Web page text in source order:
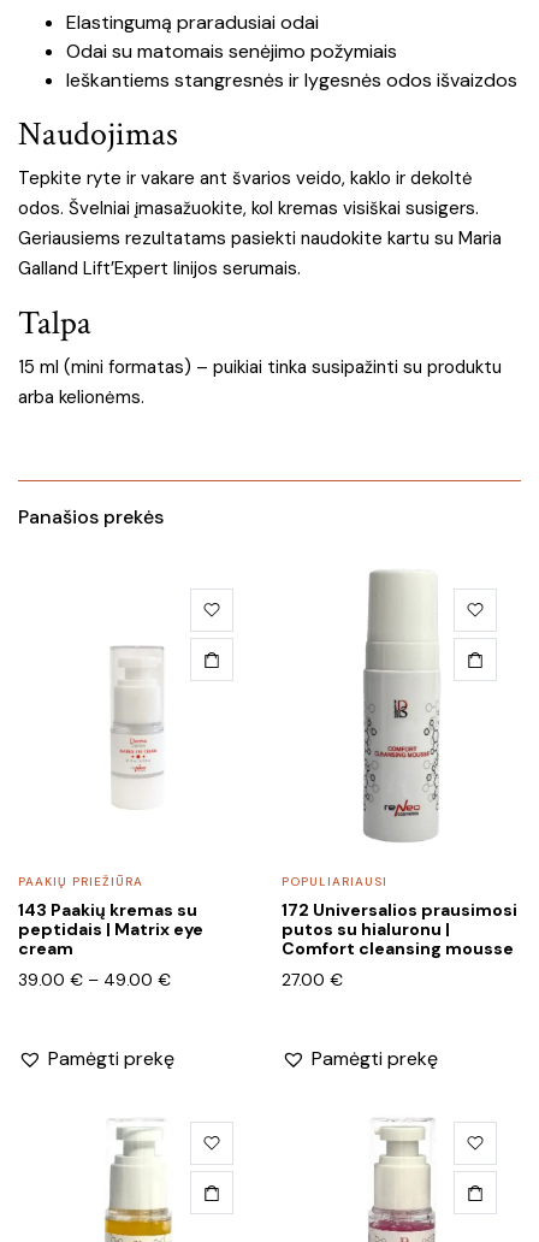
Elastingumą praradusiai odai
Odai su matomais senėjimo požymiais
Ieškantiems stangresnės ir lygesnės odos išvaizdos
Naudojimas
Tepkite ryte ir vakare ant švarios veido, kaklo ir dekoltė
odos. Švelniai įmasažuokite, kol kremas visiškai susigers.
Geriausiems rezultatams pasiekti naudokite kartu su Maria
Galland Lift’Expert linijos serumais.
Talpa
15 ml (mini formatas) – puikiai tinka susipažinti su produktu
arba kelionėms.
Panašios prekės
This
product
has
multiple
the
PAAKIŲ PRIEŽIŪRA
143 Paakių kremas su
peptidais | Matrix eye
cream
39.00 € – 49.00 €Price
through
Pamėgti prekę
POPULIARIAUSI
172 Universalios prausimosi
putos su hialuronu |
Comfort cleansing mousse
27.00 €
Pamėgti prekę